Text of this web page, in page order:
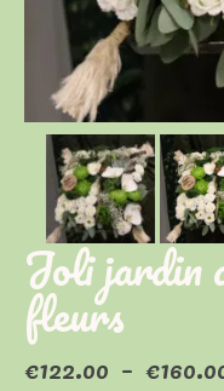
Joli jardin
fleurs
€122.00 – €